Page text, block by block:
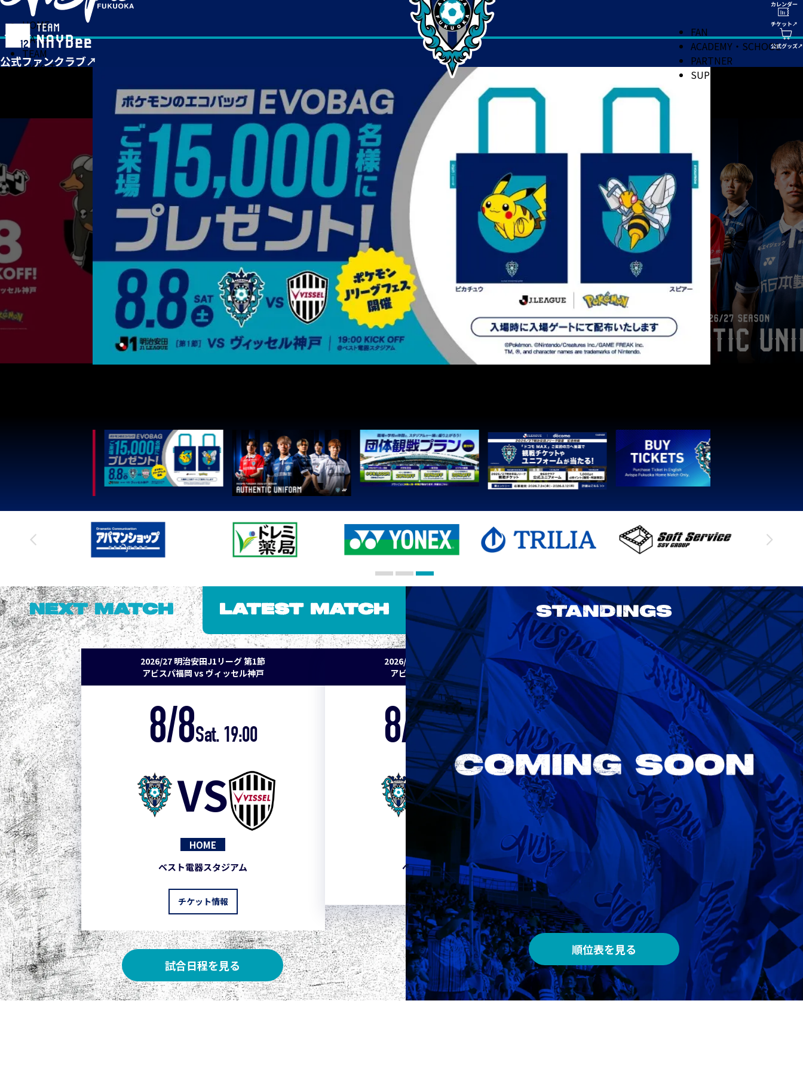
HOME
MATCH
TEAM
TICKET
FAN
ACADEMY・SCHOOL
PARTNER
SUPPORT
NEXT MATCH LATEST MATCH
2026/27 明治安田J1リーグ 第1節
アビスパ福岡 vs ヴィッセル神戸
8/8Sat. 19:00
VS
HOME
ベスト電器スタジアム
チケット情報
2026/27 明治安田J1リーグ 第2節
アビスパ福岡 vs セレッソ大阪
8/15Sat. 19:00
VS
ベスト電器スタジアム
2026/27 明治安田J1リーグ 第3節
アビスパ福岡 vs 鹿島アントラーズ
8/22Sat. 18:00
VS
AWAY
メルカリスタジアム
試合日程を見る
STANDINGS
順位表を見る